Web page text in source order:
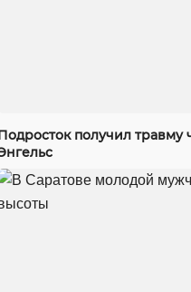
получил